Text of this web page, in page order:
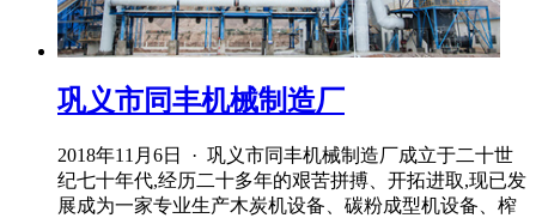
巩义市同丰机械制造厂
2018年11月6日 · 巩义市同丰机械制造厂成立于二十世
纪七十年代,经历二十多年的艰苦拼搏、开拓进取,现已发
展成为一家专业生产木炭机设备、碳粉成型机设备、榨